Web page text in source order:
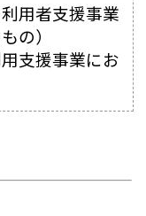
用者支援事業
の）
支援事業にお